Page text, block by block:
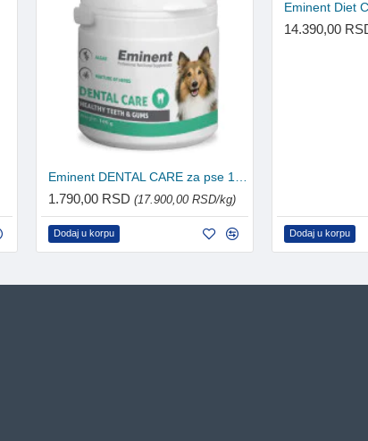
Eminent DENTAL CARE za pse 100g
1.790,00 RSD (17.900,00 RSD/kg)
Dodaj u korpu
14.390,00
Dodaj u korpu